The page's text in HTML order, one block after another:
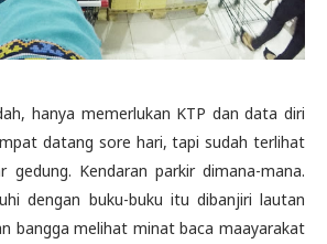
hanya memerlukan KTP dan data diri
datang sore hari, tapi sudah terlihat
gedung. Kendaran parkir dimana-mana.
dengan buku-buku itu dibanjiri lautan
bangga melihat minat baca maayarakat